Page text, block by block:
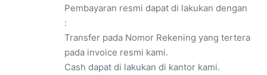
Pembayaran resmi dapat di lakukan dengan
:
Transfer pada Nomor Rekening yang tertera
pada invoice resmi kami.
Cash dapat di lakukan di kantor kami.